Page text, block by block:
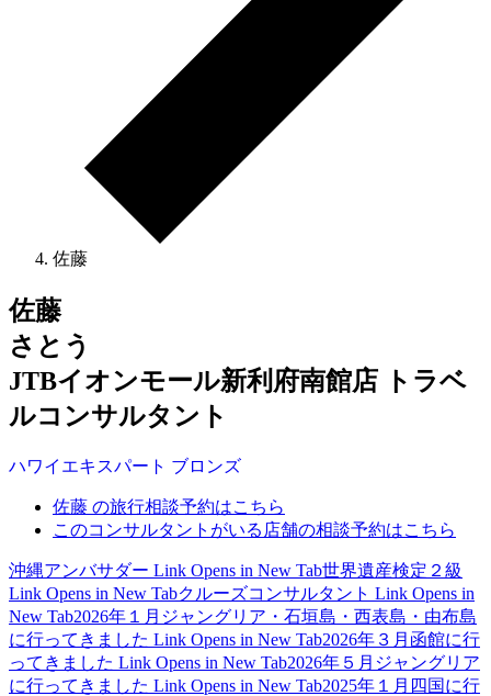
佐藤
佐藤
さとう
JTBイオンモール新利府南館店 トラベ
ルコンサルタント
ハワイ エキスパート ブロンズ
佐藤 の旅行相談予約はこちら
このコンサルタントがいる店舗の相談予約はこちら
沖縄アンバサダー Link Opens in New Tab世界遺産検定２級
Link Opens in New Tabクルーズコンサルタント Link Opens in
New Tab2026年１月ジャングリア・石垣島・西表島・由布島
に行ってきました Link Opens in New Tab2026年３月函館に行
ってきました Link Opens in New Tab2026年５月ジャングリア
に行ってきました Link Opens in New Tab2025年１月四国に行